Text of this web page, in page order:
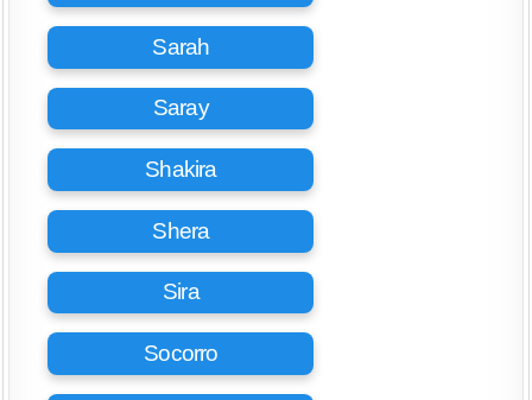
Sarah
Saray
Shakira
Shera
Sira
Socorro